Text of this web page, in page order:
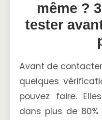
même ?
tester
Avant de
quelques
pouvez faire.
dans plus de